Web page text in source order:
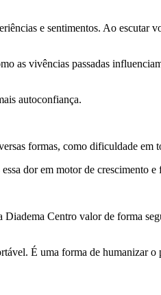
e sentimentos. Ao escutar
as vivências passadas
autoconfiança.
formas, como dificuldade em
dor em motor de crescimento
Centro valor de forma
É uma forma de humanizar o